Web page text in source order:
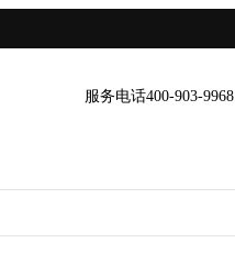
服务电话400-903-9968